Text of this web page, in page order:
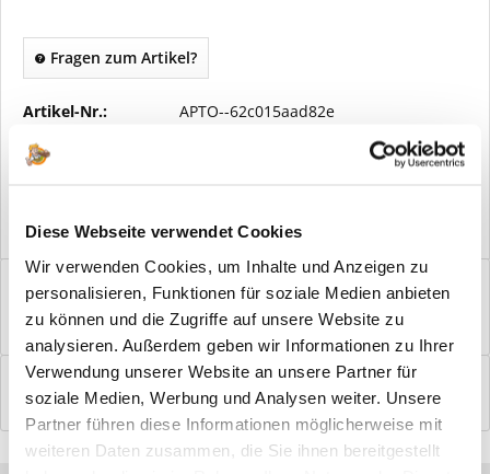
Diese Webseite verwendet Cookies
Wir verwenden Cookies, um Inhalte und Anzeigen zu
personalisieren, Funktionen für soziale Medien anbieten
zu können und die Zugriffe auf unsere Website zu
analysieren. Außerdem geben wir Informationen zu Ihrer
Verwendung unserer Website an unsere Partner für
soziale Medien, Werbung und Analysen weiter. Unsere
Partner führen diese Informationen möglicherweise mit
weiteren Daten zusammen, die Sie ihnen bereitgestellt
Fragen zum Artikel?
Artikel-Nr.: APTO--62c015aad82e
Vorteile
Windfangelemente online am Bildschirm konfigurieren und
einbaufertig bestellen. In wenigen...
Bewertungen
0
Bewertungen lesen, schreiben und diskutieren...mehr